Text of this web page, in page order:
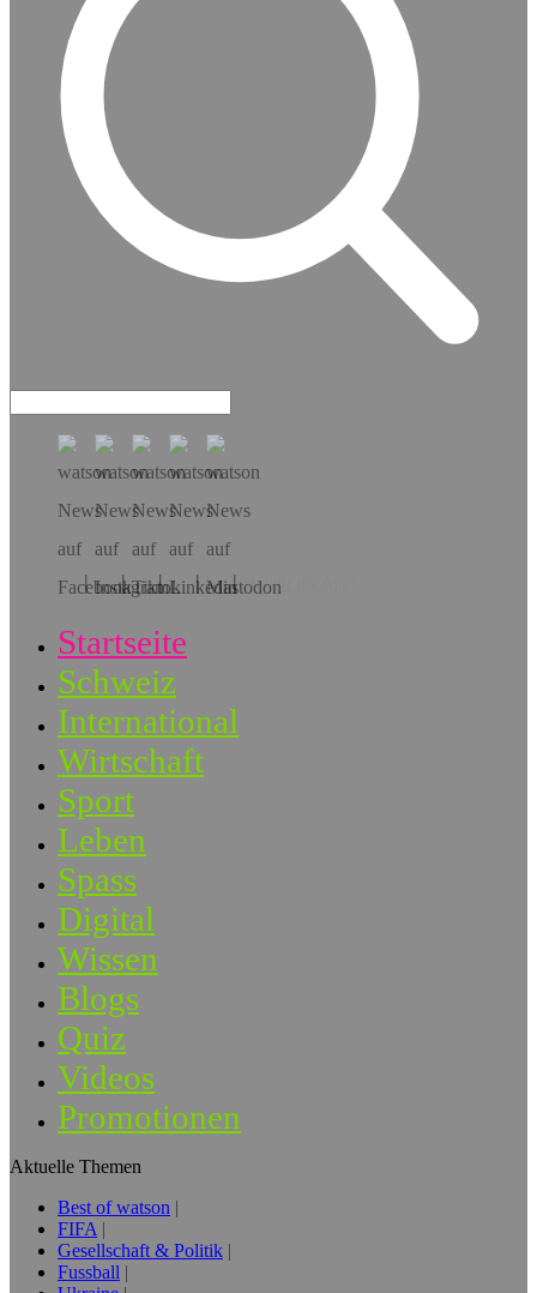
Hol dir die App!
Startseite
Schweiz
International
Wirtschaft
Sport
Leben
Spass
Digital
Wissen
Blogs
Quiz
Videos
Promotionen
Aktuelle Themen
Best of watson
FIFA
Gesellschaft & Politik
Fussball